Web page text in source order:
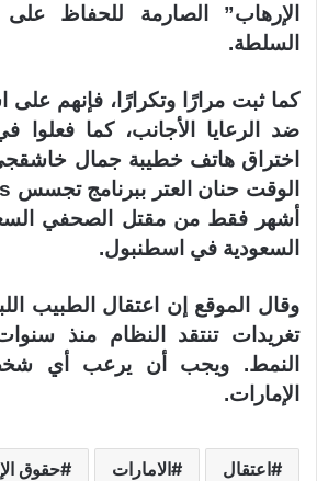
الإرهاب” الصارمة للحفاظ
السلطة.
كما ثبت مرارًا وتكرارًا، فإنهم على
اختراق هاتف خطيبة جمال
أشهر فقط من مقتل الصحفي
السعودية في اسطنبول.
وقال الموقع إن اعتقال الطبيب
تغريدات تنتقد النظام منذ
النمط. ويجب أن يرعب أي
الإمارات.
اعتقال الامارات حقوق